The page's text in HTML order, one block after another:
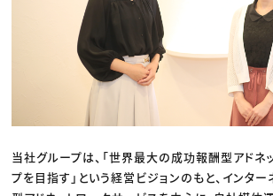
当社グループは、「世界最大の成功報酬型アドネ
プを目指す」という経営ビジョンのもと、インタ